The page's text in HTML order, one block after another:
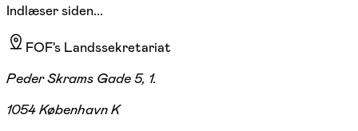
Indlæser siden...
FOF's Landssekretariat
Peder Skrams Gade 5, 1.
1054 København K